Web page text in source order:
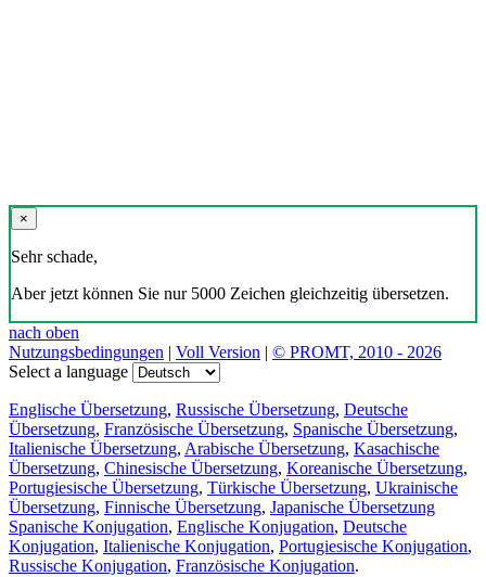
×
Sehr schade,
Aber jetzt können Sie nur 5000 Zeichen gleichzeitig übersetzen.
nach oben
Nutzungsbedingungen | Voll Version | © PROMT, 2010 - 2026
Select a language
Englische Übersetzung, Russische Übersetzung, Deutsche
Übersetzung, Französische Übersetzung, Spanische Übersetzung,
Italienische Übersetzung, Arabische Übersetzung, Kasachische
Übersetzung, Chinesische Übersetzung, Koreanische Übersetzung,
Portugiesische Übersetzung, Türkische Übersetzung, Ukrainische
Übersetzung, Finnische Übersetzung, Japanische Übersetzung
Spanische Konjugation, Englische Konjugation, Deutsche
Konjugation, Italienische Konjugation, Portugiesische Konjugation,
Russische Konjugation, Französische Konjugation.